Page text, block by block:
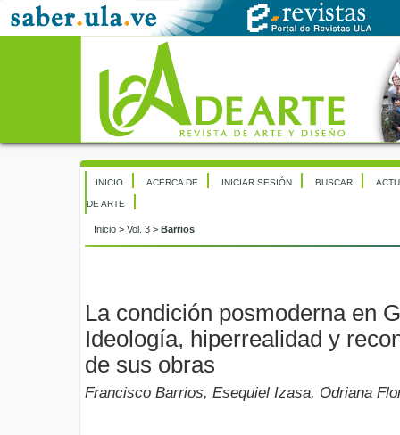
INICIO ACERCA DE INICIAR SESIÓN BUSCAR
DE ARTE
Inicio > Vol. 3 > Barrios
La condición posmoderna en
Ideología, hiperrealidad y
de sus obras
Francisco Barrios, Esequiel Izasa, Odriana